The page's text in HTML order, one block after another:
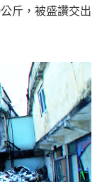
斤，被盛讚交出